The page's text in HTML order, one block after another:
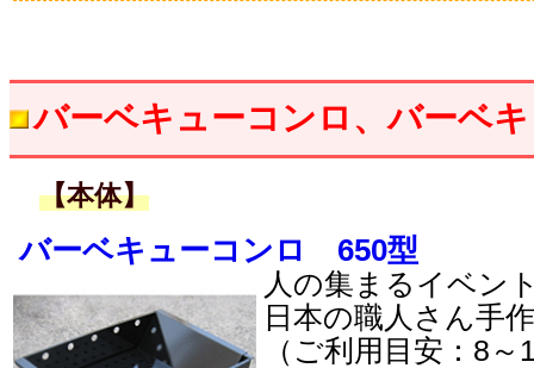
バーベキューコンロ、バーベ
【本体】
バーベキューコンロ 650型
人の集まるイベン
日本の職人さん手
（ご利用目安：8～